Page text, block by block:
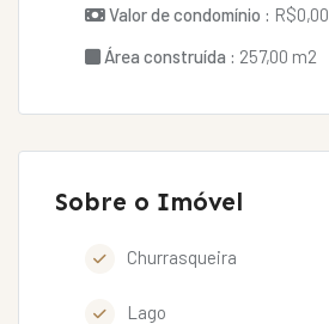
Valor de condomínio : R$0,00
Área construída : 257,00 m2
Sobre o Imóvel
Churrasqueira
Lago